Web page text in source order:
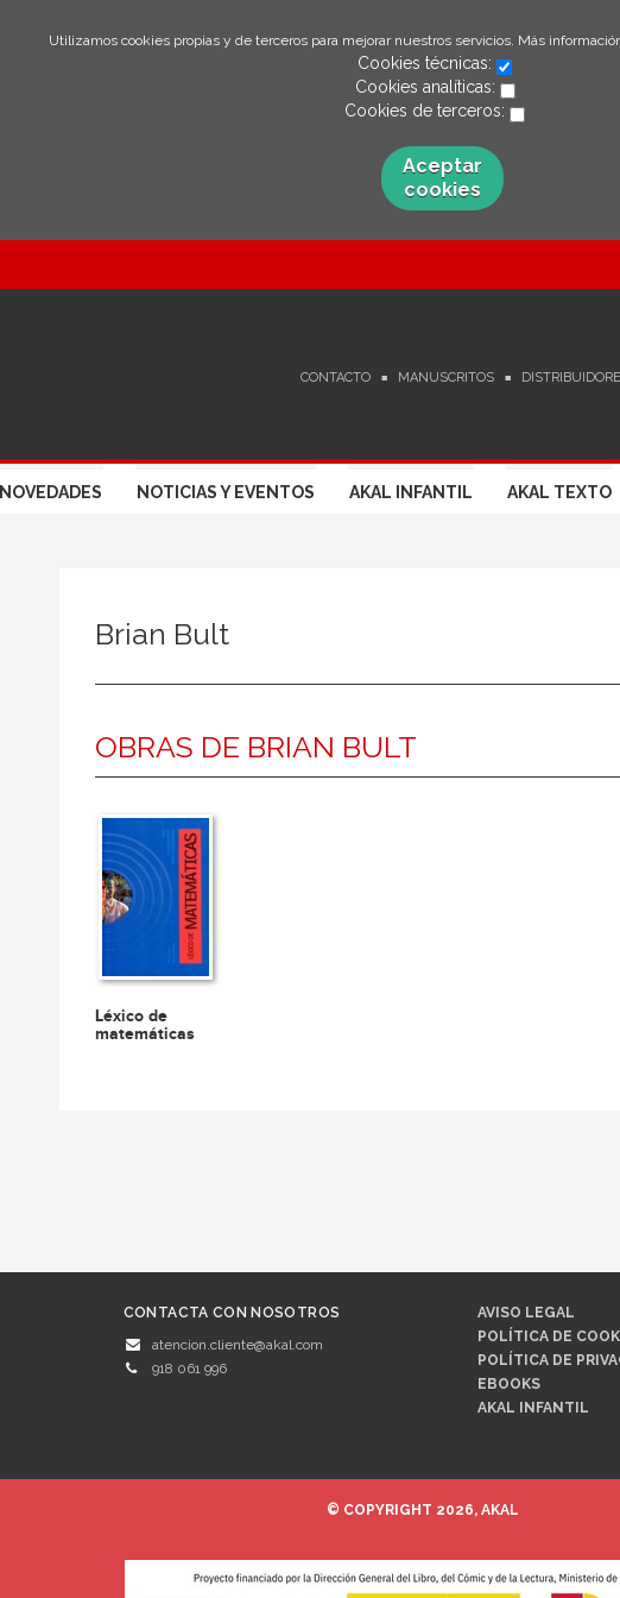
Utilizamos cookies propias y de terceros para mejorar nuestros servicios. Más
Cookies técnicas:
Cookies analíticas:
Cookies de terceros:
Aceptar
cookies
CONTACTO MANUSCRITOS
NOVEDADES NOTICIAS Y EVENTOS AKAL INFANTIL AKAL TEXTO
Brian Bult
OBRAS DE BRIAN BULT
Léxico de
matemáticas
CONTACTA CON NOSOTROS
atencion.cliente@akal.com
918 061 996
AVISO LEGAL
POLÍTICA DE
POLÍTICA DE
EBOOKS
AKAL INFANTIL
© COPYRIGHT 2026, AKAL